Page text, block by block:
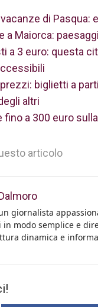
di
a Maiorca:
a 3 euro: questa
biglietti a
altri
a 300 euro
articolo
giornalista
in modo semplice e
dinamica e